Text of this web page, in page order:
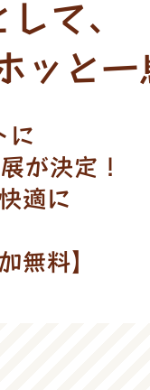
て、
ッと一
に
が決定！
適に
無料】